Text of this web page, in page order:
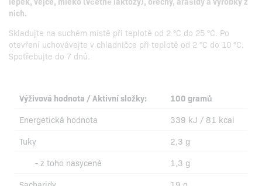
nich.
Skladujte na suchém místě při teplotě od 2 °C do 25 °C. Po
otevření uchovávejte v chladničce při teplotě od 2 °C do 10 °C.
Spotřebujte do 7 dnů.
Výživová hodnota / Aktivní složky:
100 gramů
Energetická hodnota
339 kJ / 81 kcal
Tuky
2,3 g
- z toho nasycené
1,3 g